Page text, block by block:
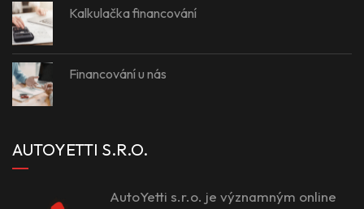
Kalkulačka financování
Financování u nás
AUTOYETTI S.R.O.
AutoYetti s.r.o. je významným online